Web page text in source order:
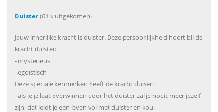
Duister(61 x uitgekomen)
Jouw innerlijke kracht is duister. Deze persoonlijkheid hoort bij de
kracht duister:
- mysterieus
- egoïstisch
Deze speciale kenmerken heeft de kracht duiser:
- als je je laat overwinnen door het duister zal je nooit meer jezelf
zijn, dat leidt je een leven vol met duister en kou.